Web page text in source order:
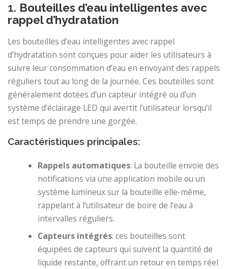
1. Bouteilles d’eau intelligentes avec
rappel d’hydratation
Les bouteilles d’eau intelligentes avec rappel
d’hydratation sont conçues pour aider les utilisateurs à
suivre leur consommation d’eau en envoyant des rappels
réguliers tout au long de la journée. Ces bouteilles sont
généralement dotées d’un capteur intégré ou d’un
système d’éclairage LED qui avertit l’utilisateur lorsqu’il
est temps de prendre une gorgée.
Caractéristiques principales:
Rappels automatiques: La bouteille envoie des
notifications via une application mobile ou un
système lumineux sur la bouteille elle-même,
rappelant à l’utilisateur de boire de l’eau à
intervalles réguliers.
Capteurs intégrés: ces bouteilles sont
équipées de capteurs qui suivent la quantité de
liquide restante, offrant un retour en temps réel